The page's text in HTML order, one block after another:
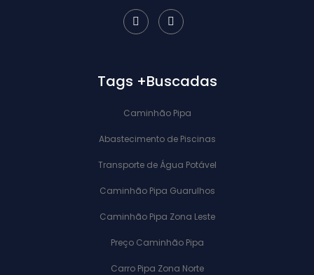
Tags +Buscadas
Caminhão Pipa
Abastecimento de Piscinas
Transporte de Água Potável
Caminhão Pipa Guarulhos
Caminhão Pipa Zona Leste
Preço Caminhão Pipa
Carro Pipa Zona Norte